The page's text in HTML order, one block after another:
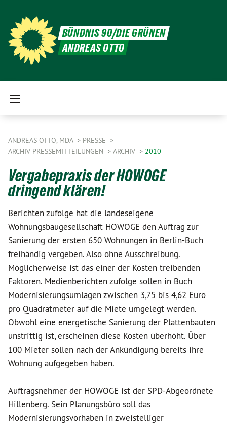
BÜNDNIS 90/DIE GRÜNEN
ANDREAS OTTO
ANDREAS OTTO, MDA
PRESSE
ARCHIV PRESSEMITTEILUNGEN
ARCHIV 2010
Vergabepraxis der HOWOGE
dringend klären!
Berichten zufolge hat die landeseigene
Wohnungsbaugesellschaft HOWOGE den Auftrag zur
Sanierung der ersten 650 Wohnungen in Berlin-Buch
freihändig vergeben. Also ohne Ausschreibung.
Möglicherweise ist das einer der Kosten treibenden
Faktoren. Medienberichten zufolge sollen in Buch
Modernisierungsumlagen zwischen 3,75 bis 4,62 Euro
pro Quadratmeter auf die Miete umgelegt werden.
Obwohl eine energetische Sanierung der Plattenbauten
unstrittig ist, erscheinen diese Kosten überhöht. Über
100 Mieter sollen nach der Ankündigung bereits ihre
Wohnung aufgegeben haben.
Auftragsnehmer der HOWOGE ist der SPD-Abgeordnete
Hillenberg. Sein Planungsbüro soll das
Modernisierungsvorhaben in zweistelliger